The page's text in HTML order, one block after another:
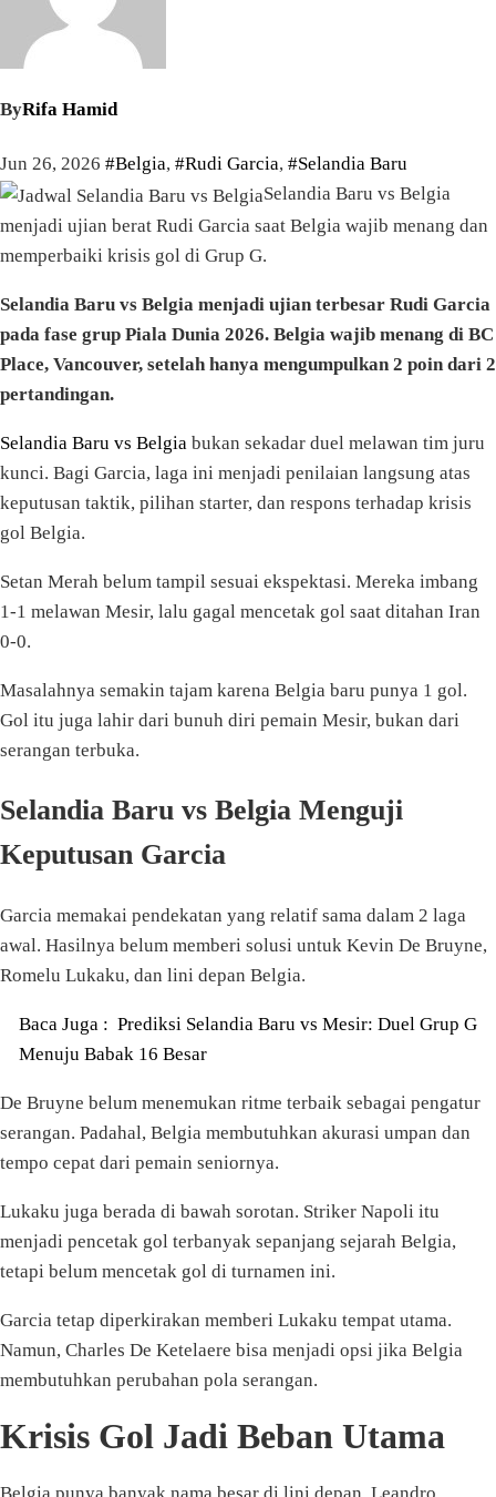
ByRifa Hamid
Jun 26, 2026 #Belgia, #Rudi Garcia, #Selandia Baru
Selandia Baru vs Belgia
menjadi ujian berat Rudi Garcia saat Belgia wajib menang dan
memperbaiki krisis gol di Grup G.
Selandia Baru vs Belgia menjadi ujian terbesar Rudi Garcia
pada fase grup Piala Dunia 2026. Belgia wajib menang di BC
Place, Vancouver, setelah hanya mengumpulkan 2 poin dari 2
pertandingan.
Selandia Baru vs Belgia bukan sekadar duel melawan tim juru
kunci. Bagi Garcia, laga ini menjadi penilaian langsung atas
keputusan taktik, pilihan starter, dan respons terhadap krisis
gol Belgia.
Setan Merah belum tampil sesuai ekspektasi. Mereka imbang
1-1 melawan Mesir, lalu gagal mencetak gol saat ditahan Iran
0-0.
Masalahnya semakin tajam karena Belgia baru punya 1 gol.
Gol itu juga lahir dari bunuh diri pemain Mesir, bukan dari
serangan terbuka.
Selandia Baru vs Belgia Menguji
Keputusan Garcia
Garcia memakai pendekatan yang relatif sama dalam 2 laga
awal. Hasilnya belum memberi solusi untuk Kevin De Bruyne,
Romelu Lukaku, dan lini depan Belgia.
Baca Juga : Prediksi Selandia Baru vs Mesir: Duel Grup G
Menuju Babak 16 Besar
De Bruyne belum menemukan ritme terbaik sebagai pengatur
serangan. Padahal, Belgia membutuhkan akurasi umpan dan
tempo cepat dari pemain seniornya.
Lukaku juga berada di bawah sorotan. Striker Napoli itu
menjadi pencetak gol terbanyak sepanjang sejarah Belgia,
tetapi belum mencetak gol di turnamen ini.
Garcia tetap diperkirakan memberi Lukaku tempat utama.
Namun, Charles De Ketelaere bisa menjadi opsi jika Belgia
membutuhkan perubahan pola serangan.
Krisis Gol Jadi Beban Utama